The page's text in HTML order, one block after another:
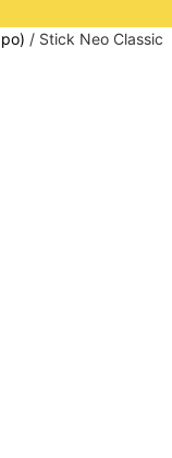
/ Stick Neo Classic